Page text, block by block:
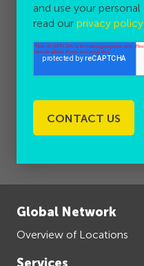
and use your
read our privacy policy
Global Network
Overview of Locations